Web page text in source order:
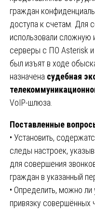
граждан
доступа к счетам. Для
использовали
серверы с ПО Asterisk
был изъят в ходе
назначена судебная
VoIP-шлюза.
Поставленные
• Установить,
следы настроек,
для совершения
граждан в указанный
• Определить, можно ли
привязку совершённых